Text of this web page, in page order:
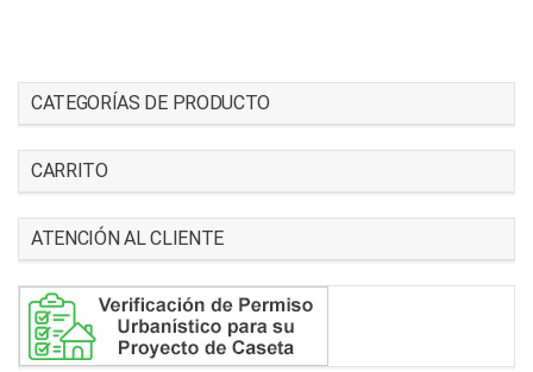
CATEGORÍAS DE PRODUCTO
CARRITO
ATENCIÓN AL CLIENTE